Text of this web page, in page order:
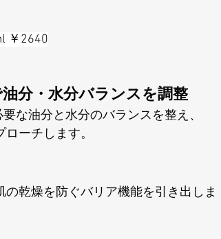
￥2640
分・水分バランスを調整
な油分と水分のバランスを整え、
ーチします。
乾燥を防ぐバリア機能を引き出しま